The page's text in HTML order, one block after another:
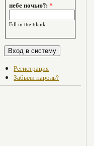
небе ночью?:*
Fill in the blank
Регистрация
Забыли пароль?